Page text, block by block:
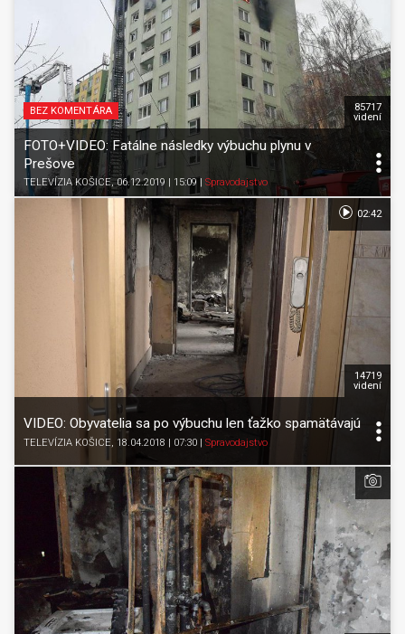
BEZ KOMENTÁRA
FOTO+VIDEO: Fatálne následky výbuchu plynu v
Prešove
TELEVÍZIA KOŠICE, 06.12.2019 | 15:09 Spravodajstvo
85717
videní
VIDEO: Obyvatelia sa po výbuchu len ťažko spamätávajú
TELEVÍZIA KOŠICE , 18.04.2018 | 07:30 | Spravodajstvo
14719
videní
02:42